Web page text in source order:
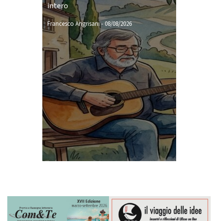
intero
Francesco Angrisani-08/08/2026